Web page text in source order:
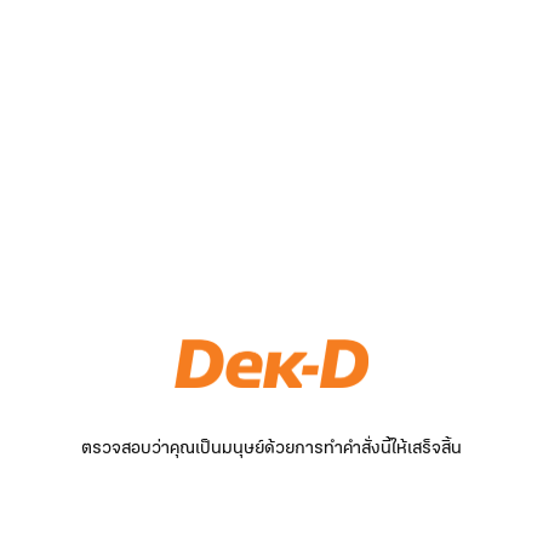
ตรวจสอบว่าคุณเป็นมนุษย์ด้วยการทำคำสั่งนี้ให้เสร็จสิ้น